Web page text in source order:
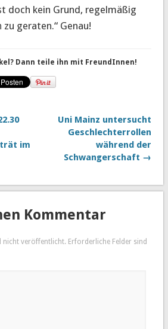
doch kein Grund, regelmäßig
geraten.“ Genau!
Dann teile ihn mit FreundInnen!
im
Uni Mainz untersucht
Geschlechterrollen
während der
Schwangerschaft →
Kommentar
nicht veröffentlicht. Erforderliche Felder sind